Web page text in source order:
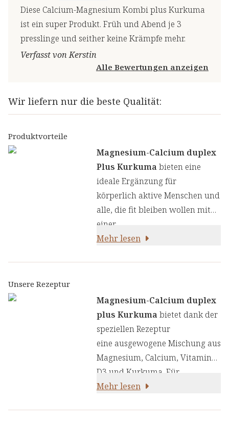
Diese Calcium-Magnesium Kombi plus Kurkuma
ist ein super Produkt. Früh und Abend je 3
presslinge und seither keine Krämpfe mehr.
Verfasst von Kerstin
Alle Bewertungen anzeigen
Wir liefern nur die beste Qualität:
Produktvorteile
Magnesium-Calcium duplex
Plus Kurkuma bieten eine
ideale Ergänzung für
körperlich aktive Menschen und
alle, die fit bleiben wollen mit
einer
Kombination aus Aktivstoffen:
Mehr lesen
Unsere Rezeptur
Magnesium-Calcium duplex
plus Kurkuma bietet dank der
speziellen Rezeptur
eine ausgewogene Mischung aus
Magnesium, Calcium, Vitamin
D3 und Kurkuma. Für
eine optimale Bioverfügbarkeit
Mehr lesen